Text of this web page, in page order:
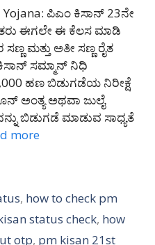
Yojana: ಪಿಎಂ ಕಿಸಾನ್ 23ನೇ
ಈಗಲೇ ಈ ಕೆಲಸ ಮಾಡಿ
ಮತ್ತು ಅತೀ ಸಣ್ಣ ರೈತ
ಸಮ್ಮಾನ್ ನಿಧಿ
ಹಣ ಬಿಡುಗಡೆಯ ನಿರೀಕ್ಷೆ
ಅಂತ್ಯ ಅಥವಾ ಜುಲೈ
ಬಿಡುಗಡೆ ಮಾಡುವ ಸಾಧ್ಯತೆ
more
, how to check pm
status check, how
otp, pm kisan 21st